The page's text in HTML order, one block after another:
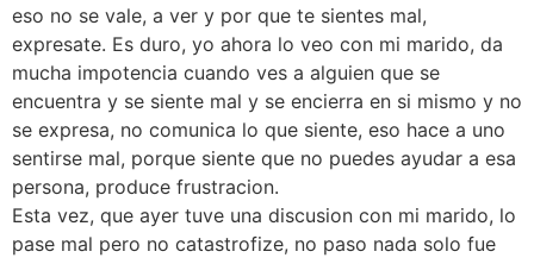
eso no se vale, a ver y por que te sientes mal,
expresate. Es duro, yo ahora lo veo con mi marido, da
mucha impotencia cuando ves a alguien que se
encuentra y se siente mal y se encierra en si mismo y no
se expresa, no comunica lo que siente, eso hace a uno
sentirse mal, porque siente que no puedes ayudar a esa
persona, produce frustracion.
Esta vez, que ayer tuve una discusion con mi marido, lo
pase mal pero no catastrofize, no paso nada solo fue